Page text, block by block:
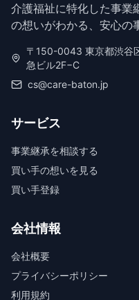
介護福祉に特化した事業
の想いがわかる、安心の
〒150-0043 東京都渋谷
急ビル2F−C
cs@care-baton.jp
サービス
事業継承を相談する
買い手の想いを見る
買い手登録
会社情報
会社概要
プライバシーポリシー
利用規約